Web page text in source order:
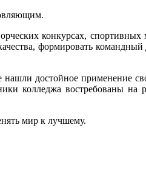
конкурсах,
формировать
нашли достойное применение
колледжа востребованы на
мир к лучшему.